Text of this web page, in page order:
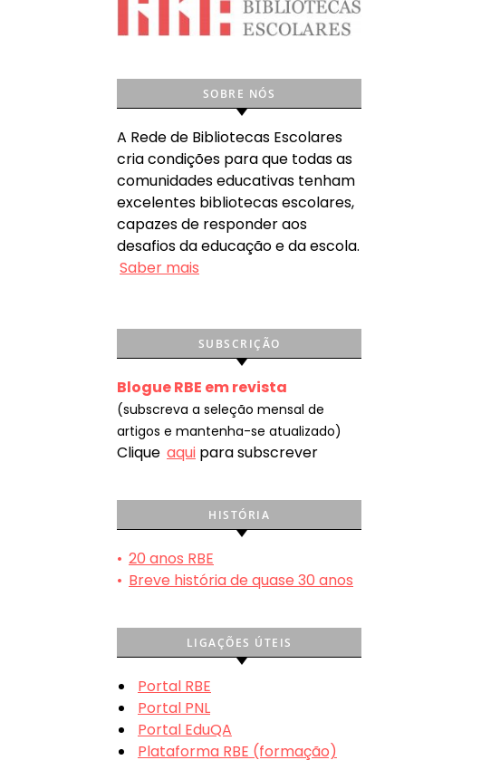
SOBRE NÓS
A Rede de Bibliotecas Escolares
cria condições para que todas as
comunidades educativas tenham
excelentes bibliotecas escolares,
capazes de responder aos
desafios da educação e da escola.
Saber mais
SUBSCRIÇÃO
Blogue RBE em revista
(subscreva a seleção mensal de
artigos e mantenha-se atualizado)
Clique aqui para subscrever
HISTÓRIA
• 20 anos RBE
• Breve história de quase 30 anos
LIGAÇÕES ÚTEIS
Portal RBE
Portal PNL
Portal EduQA
Plataforma RBE (formação)